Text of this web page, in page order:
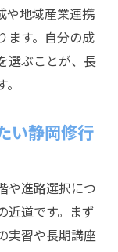
や地域産業連携
ます。自分の成
選ぶことが、長
い静岡修行
や進路選択につ
近道です。まず
実習や長期講座